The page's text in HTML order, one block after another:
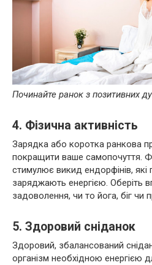
Починайте ранок з позитивних
4. Фізична активність
Зарядка або коротка ранкова
покращити ваше самопочуття.
стимулює викид ендорфінів, які
заряджають енергією. Оберіть
задоволення, чи то йога, біг чи
5. Здоровий сніданок
Здоровий, збалансований
організм необхідною енергією